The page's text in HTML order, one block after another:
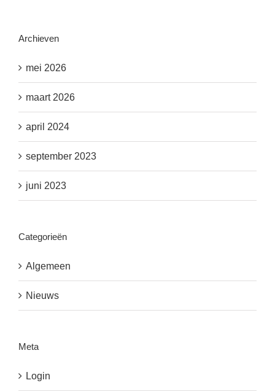
Archieven
mei 2026
maart 2026
april 2024
september 2023
juni 2023
Categorieën
Algemeen
Nieuws
Meta
Login